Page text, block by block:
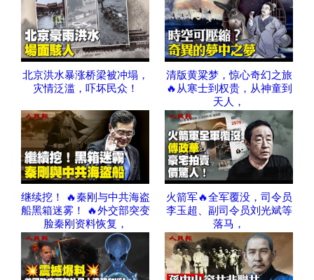
北京洪水暴涨桥梁被冲塌，
灾情泛滥，吓坏民众！
清版黄粱梦，惊心奇幻之旅
🔥从寒士到权贵，从神童到
天人，
继续挖！ 🔥秦刚与中共海盗
船黑箱迷雾！ 🔥外交部突变
脸秦刚资料恢复，
火箭军🔥全军覆没，司令员
李玉超、副司令员刘光斌等
落马，